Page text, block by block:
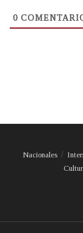
0
Nacionales